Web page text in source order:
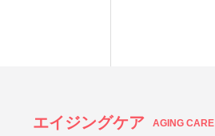
エイジングケア AGING CARE